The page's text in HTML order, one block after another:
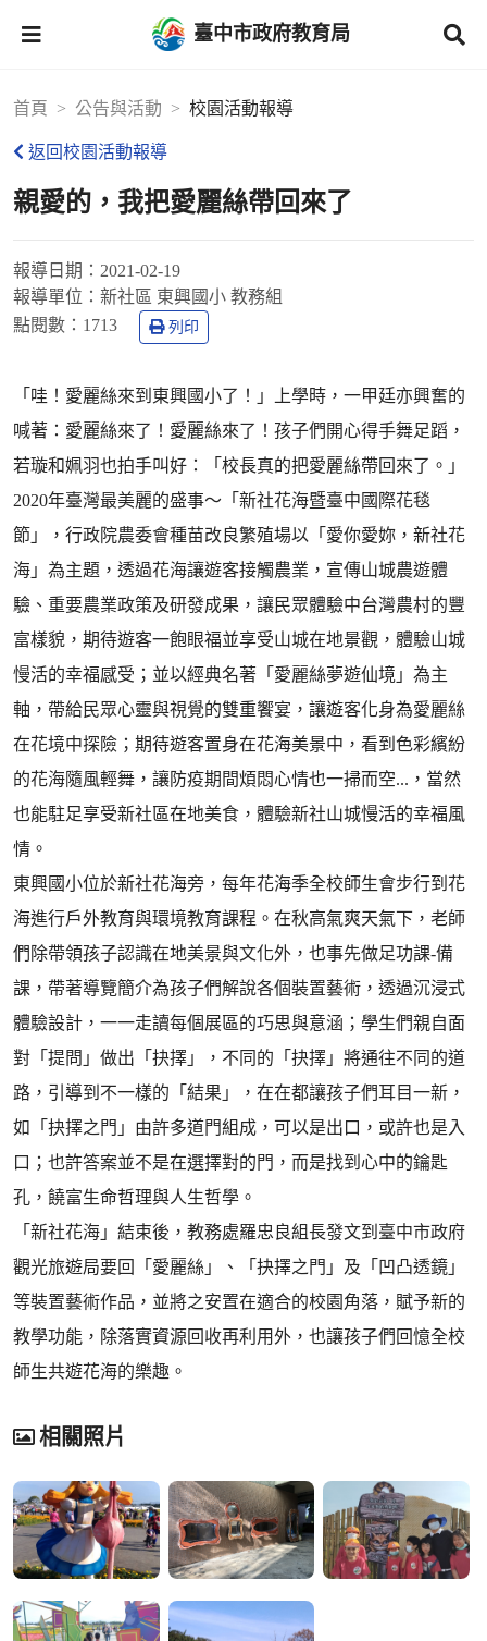
臺中市政府教育局
首頁 公告與活動 校園活動報導
返回校園活動報導
親愛的，我把愛麗絲帶回來了
報導日期： 2021-02-19
報導單位： 新社區 東興國小 教務組
點閱數： 1713 列印
「哇！愛麗絲來到東興國小了！」上學時，一甲廷亦興奮的
喊著：愛麗絲來了！愛麗絲來了！孩子們開心得手舞足蹈，
若璇和姵羽也拍手叫好：「校長真的把愛麗絲帶回來了。」
2020年臺灣最美麗的盛事～「新社花海暨臺中國際花毯
節」，行政院農委會種苗改良繁殖場以「愛你愛妳，新社花
海」為主題，透過花海讓遊客接觸農業，宣傳山城農遊體
驗、重要農業政策及研發成果，讓民眾體驗中台灣農村的豐
富樣貌，期待遊客一飽眼福並享受山城在地景觀，體驗山城
慢活的幸福感受；並以經典名著「愛麗絲夢遊仙境」為主
軸，帶給民眾心靈與視覺的雙重饗宴，讓遊客化身為愛麗絲
在花境中探險；期待遊客置身在花海美景中，看到色彩繽紛
的花海隨風輕舞，讓防疫期間煩悶心情也一掃而空...，當然
也能駐足享受新社區在地美食，體驗新社山城慢活的幸福風
情。
東興國小位於新社花海旁，每年花海季全校師生會步行到花
海進行戶外教育與環境教育課程。在秋高氣爽天氣下，老師
們除帶領孩子認識在地美景與文化外，也事先做足功課-備
課，帶著導覽簡介為孩子們解說各個裝置藝術，透過沉浸式
體驗設計，一一走讀每個展區的巧思與意涵；學生們親自面
對「提問」做出「抉擇」，不同的「抉擇」將通往不同的道
路，引導到不一樣的「結果」，在在都讓孩子們耳目一新，
如「抉擇之門」由許多道門組成，可以是出口，或許也是入
口；也許答案並不是在選擇對的門，而是找到心中的鑰匙
孔，饒富生命哲理與人生哲學。
「新社花海」結束後，教務處羅忠良組長發文到臺中市政府
觀光旅遊局要回「愛麗絲」、「抉擇之門」及「凹凸透鏡」
等裝置藝術作品，並將之安置在適合的校園角落，賦予新的
教學功能，除落實資源回收再利用外，也讓孩子們回憶全校
師生共遊花海的樂趣。
相關照片